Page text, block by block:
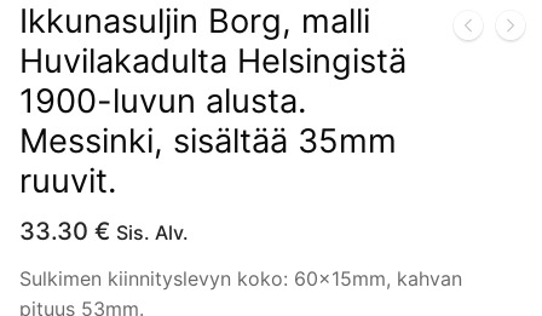
Ikkunasuljin Borg, malli
Huvilakadulta Helsingistä
1900-luvun alusta.
Messinki, sisältää 35mm
ruuvit.
33.30 € Sis. Alv.
Sulkimen kiinnityslevyn koko: 60x15mm, kahvan
pituus 53mm.